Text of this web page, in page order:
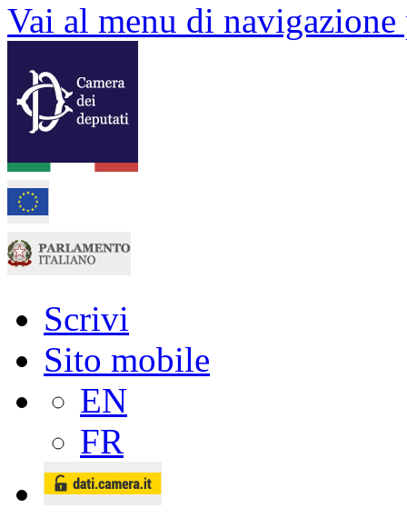
Vai al menu di
Scrivi
Sito mobile
EN
FR